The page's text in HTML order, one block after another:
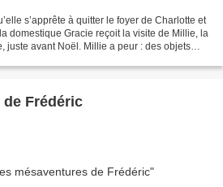
s’apprête à quitter le foyer de Charlotte et
domestique Gracie reçoit la visite de Millie, la
juste avant Noël. Millie a peur : des objets
Frédéric